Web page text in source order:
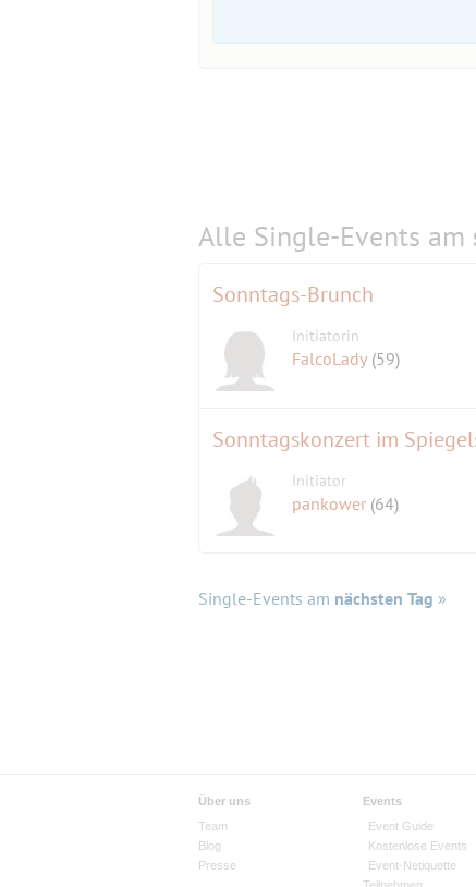
Alle Single-Events am
Sonntags-Brunch
Initiatorin
FalcoLady (59)
Sonntagskonzert im
Initiator
pankower (64)
Single-Events am nächsten Tag »
Über uns
Team
Blog
Presse
Events
Event Guide
Kostenlose Events
Event-Netiquette